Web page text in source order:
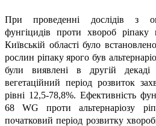
При проведенні дослідів з
фунгіцидів проти хвороб
Київській області було
рослин ріпаку ярого був
були виявлені в другій
вегетаційний період розвиток
рівні 12,5-78,8%. Ефективність
68 WG проти альтернаріозу
початковий період розвитку